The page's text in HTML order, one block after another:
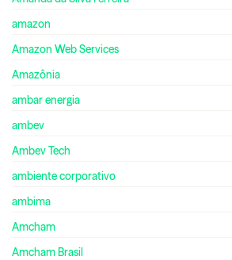
amazon
Amazon Web Services
Amazônia
ambar energia
ambev
Ambev Tech
ambiente corporativo
ambima
Amcham
Amcham Brasil